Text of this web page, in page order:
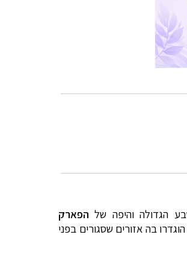
הגדולה והיפה של הפארק
לכן הוגדרו בה אזורים שסגורים בפני